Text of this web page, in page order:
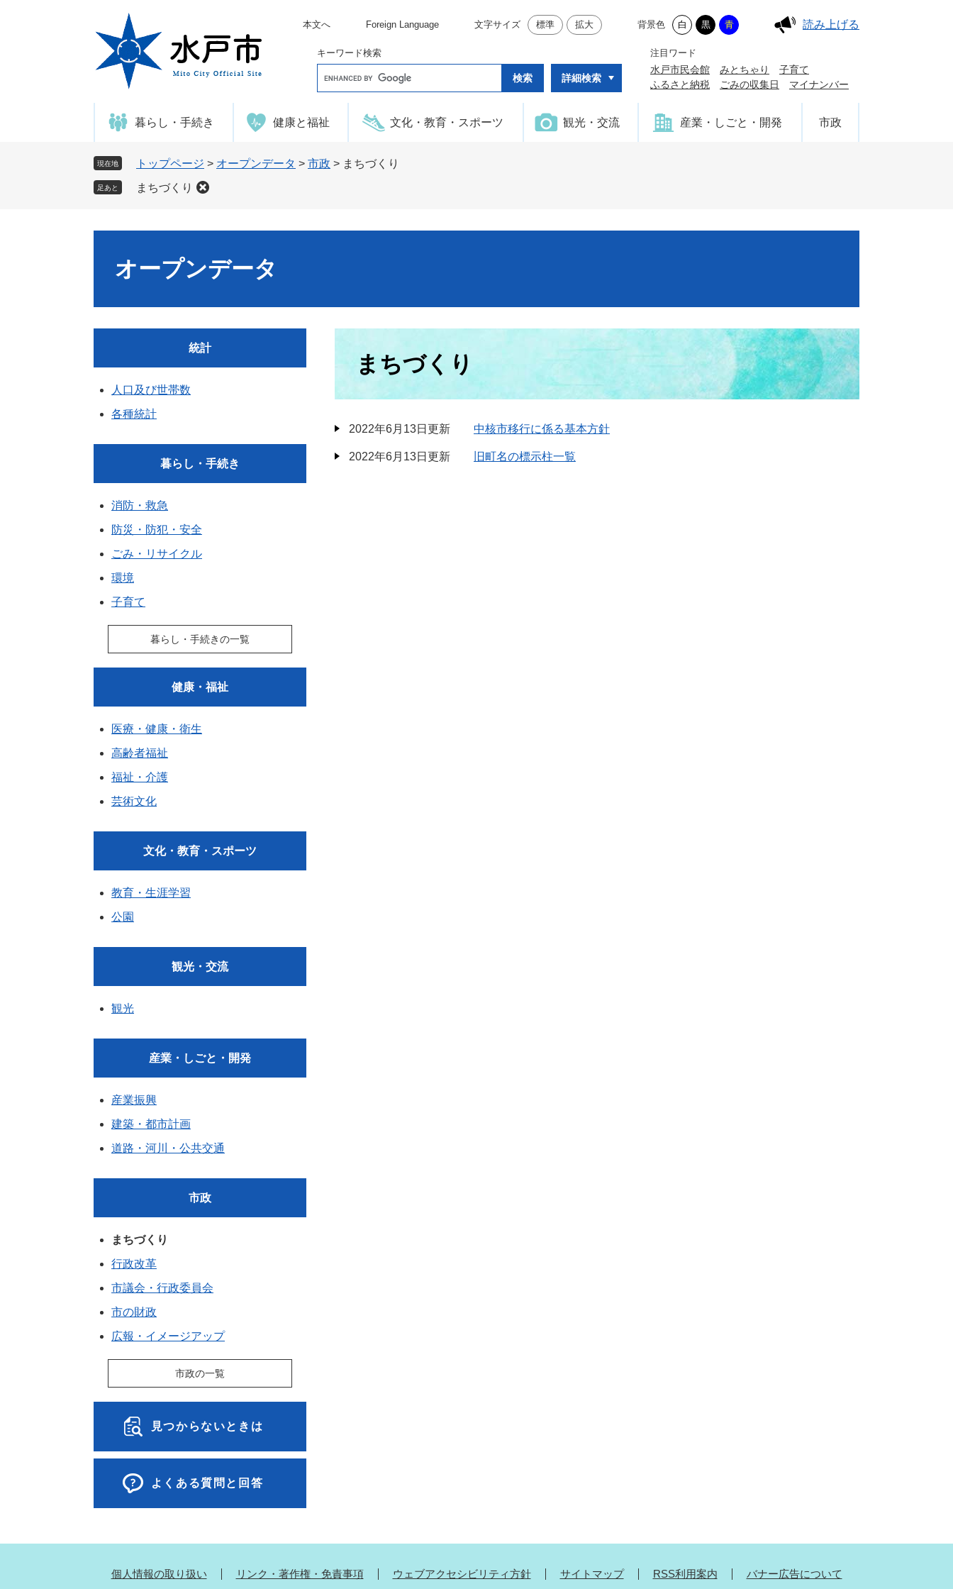
本文へ Foreign Language 文字サイズ 標準 拡大 背景色 白 黒 青 読み上げる
キーワード検索
o
e
タ
ム
詳細検索
注目ワード
水戸市民会館 みとちゃり
子育て
ふるさと納税
ごみの収集日 マイナンバー
暮らし・手続き 健康と福祉 文化・教育・スポーツ 観光・交流 産業・しごと・開発 市政
現在地 トップページ > オープンデータ > 市政 > まちづくり
足あと まちづくり
オープンデータ
まちづくり
2022年6月13日更新 中核市移行に係る基本方針
2022年6月13日更新 旧町名の標示柱一覧
統計
人口及び世帯数
各種統計
暮らし・手続き
消防・救急
防災・防犯・安全
ごみ・リサイクル
環境
子育て
暮らし・手続きの一覧
健康・福祉
医療・健康・衛生
高齢者福祉
福祉・介護
芸術文化
文化・教育・スポーツ
教育・生涯学習
公園
観光・交流
観光
産業・しごと・開発
産業振興
建築・都市計画
道路・河川・公共交通
市政
まちづくり
行政改革
市議会・行政委員会
市の財政
広報・イメージアップ
市政の一覧
見つからないときは
よくある質問と回答
個人情報の取り扱い リンク・著作権・免責事項 ウェブアクセシビリティ方針 サイトマップ RSS利用案内 バナー広告について